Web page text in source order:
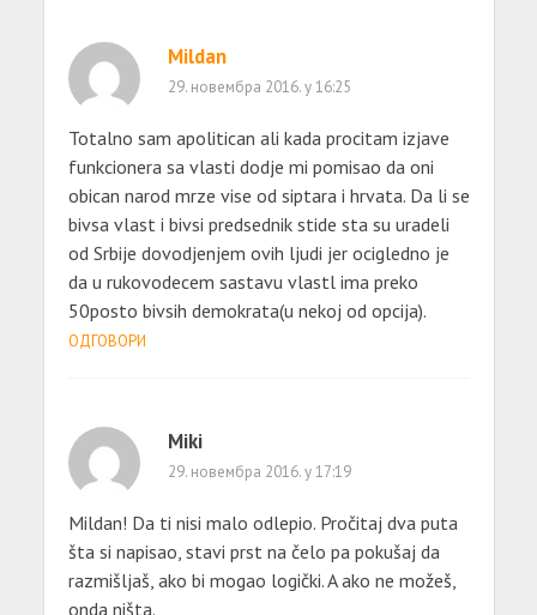
Mildan
29. новембра 2016. у 16:25
Totalno sam apolitican ali kada procitam izjave
funkcionera sa vlasti dodje mi pomisao da oni
obican narod mrze vise od siptara i hrvata. Da li se
bivsa vlast i bivsi predsednik stide sta su uradeli
od Srbije dovodjenjem ovih ljudi jer ocigledno je
da u rukovodecem sastavu vlastl ima preko
50posto bivsih demokrata(u nekoj od opcija).
ОДГОВОРИ
Miki
29. новембра 2016. у 17:19
Mildan! Da ti nisi malo odlepio. Pročitaj dva puta
šta si napisao, stavi prst na čelo pa pokušaj da
razmišljaš, ako bi mogao logički. A ako ne možeš,
onda ništa.